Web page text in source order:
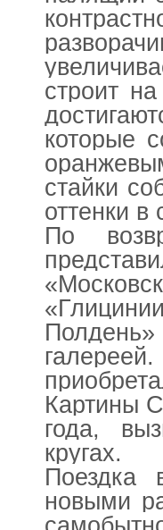
строит
которые
стайки
оттенки в
По
Картины
года,
кругах.
Поездка
новыми